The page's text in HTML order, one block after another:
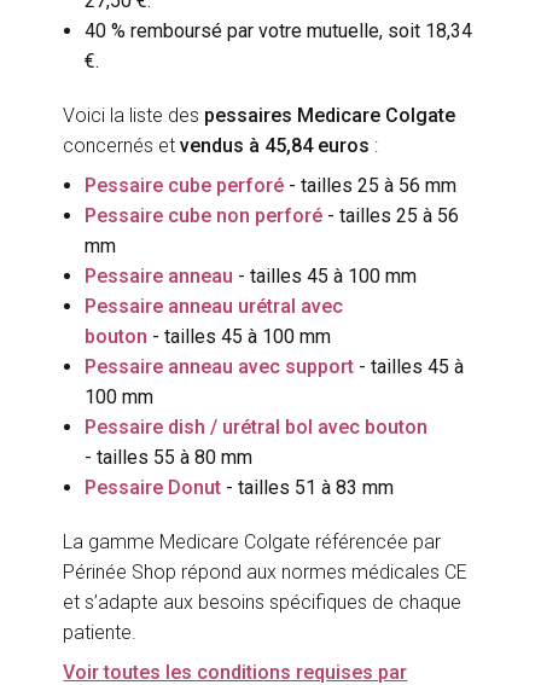
40 % remboursé par votre mutuelle, soit 18,34
.
Voici la liste des pessaires Medicare Colgate
concernés etvendus à 45,84 euros :
Pessaire cube perforé - tailles 25 à 56 mm
Pessaire cube non perforé - tailles 25 à 56
mm
Pessaire anneau - tailles 45 à 100 mm
Pessaire anneau urétral avec
bouton - tailles 45 à 100 mm
Pessaire anneau avec support - tailles 45 à
100 mm
Pessaire dish / urétral bol avec bouton
- tailles 55 à 80 mm
Pessaire Donut - tailles 51 à 83 mm
La gamme Medicare Colgate référencée par
Périnée Shop répond aux normes médicales CE
et s’adapte aux besoins spécifiques de chaque
patiente.
Voir toutes les conditions requises par